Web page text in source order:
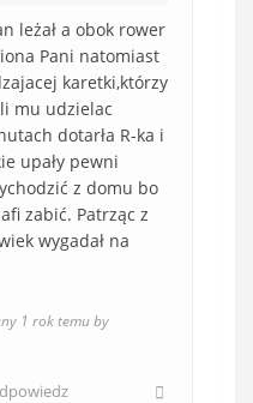
leżał a obok rower
Pani natomiast
karetki,którzy
mu udzielac
dotarła R-ka i
upały pewni
z domu bo
zabić. Patrząc z
wygadał na
1 rok temu by